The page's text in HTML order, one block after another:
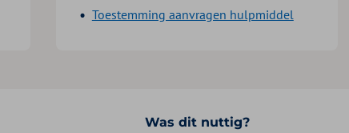
Toestemming aanvragen hulpmiddel
Was dit nuttig?